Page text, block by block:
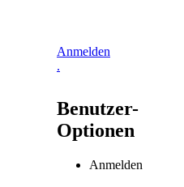
Anmelden
.
Benutzer-
Optionen
Anmelden